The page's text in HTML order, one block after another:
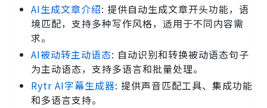
AI生成文章介绍: 提供自动生成文章开头功能，语
境匹配，支持多种写作风格，适用于不同内容需
求。
AI被动转主动语态: 自动识别和转换被动语态句子
为主动语态，支持多语言和批量处理。
Rytr AI字幕生成器: 提供声音匹配工具、集成功能
和多语言支持。